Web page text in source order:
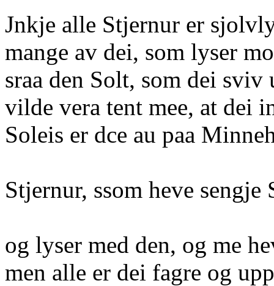
Jnkje alle Stjernur er
mange av dei, som lyser
sraa den Solt, som dei
vilde vera tent mee, at dei
Soleis er dce au paa
Stjernur, ssom heve
og lyser med den, og me
men alle er dei fagre og